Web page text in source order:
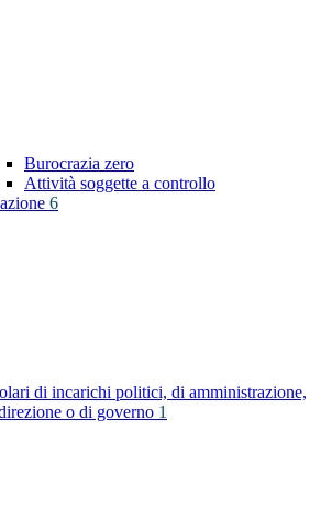
Burocrazia zero
Attività soggette a controllo
6
di incarichi politici, di amministrazione,
o di governo 1